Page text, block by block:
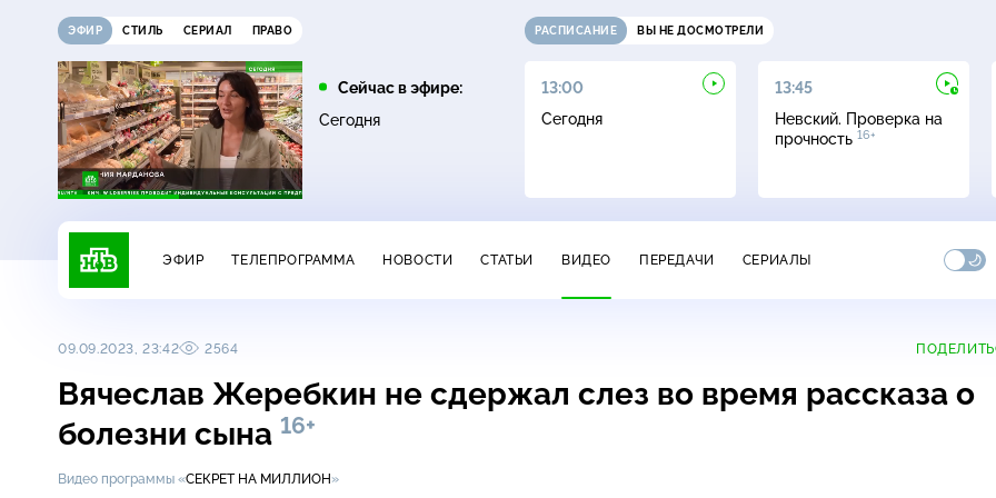
ЭФИР СТИЛЬ СЕРИАЛ ПРАВО
Сейчас в эфире:
Сегодня
РАСПИСАНИЕ ВЫ НЕ ДОСМОТРЕЛИ
10:25
ЧП
11:00
ДНК16+
13:00
Сегодня
13:45
Невский. Проверка на
прочность 16+
ЭФИР ТЕЛЕПРОГРАММА НОВОСТИ СТАТЬИ ВИДЕО ПЕРЕДАЧИ СЕРИАЛЫ
09.09.2023, 23:42 2564
Вячеслав Жеребкин не сдержал слез во время рассказа о
болезни сына 16+
Видео программы «СЕКРЕТ НА МИЛЛИОН»